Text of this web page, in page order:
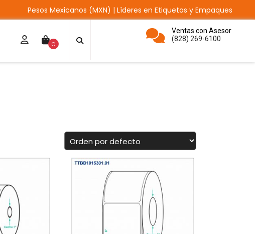
Pesos Mexicanos (MXN) | Líderes en Etiquetas y Empaques
0
Ventas con Asesor
(828) 269-6100